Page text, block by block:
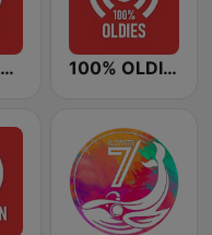
100% CLÁSSICA 100% OLDIES